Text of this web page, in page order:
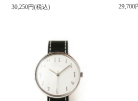
30,250円(税込)
29,700